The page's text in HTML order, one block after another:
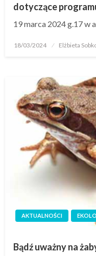
dotyczące
19 marca 2024 g.17 w
18/03/2024 Elżbieta
AKTUALNOŚCI
Bądź uważny na